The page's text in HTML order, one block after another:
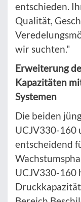
entschieden.
Qualität,
wir suchten."
Erweiterung
Kapazitäten
Systemen
Die beiden
UCJV330-160
entscheidend
UCJV330-160